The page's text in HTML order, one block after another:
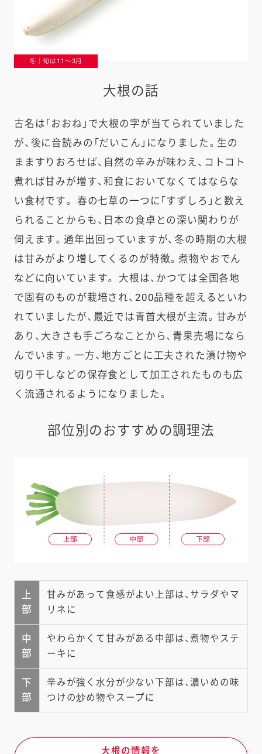
冬｜旬は11〜3月
大根の話
古名は「おおね」で大根の字が当てられていました
が、後に音読みの「だいこん」になりました。生の
まますりおろせば、自然の辛みが味わえ、コトコト
煮れば甘みが増す、和食においてなくてはならな
い食材です。 春の七草の一つに「すずしろ」と数え
られることからも、日本の食卓との深い関わりが
伺えます。通年出回っていますが、冬の時期の大根
は甘みがより増してくるのが特徴。煮物やおでん
などに向いています。 大根は、かつては全国各地
で固有のものが栽培され、200品種を超えるといわ
れていましたが、最近では青首大根が主流。甘みが
あり、大きさも手ごろなことから、青果売場になら
んでいます。一方、地方ごとに工夫された漬け物や
切り干しなどの保存食として加工されたものも広
く流通されるようになりました。
部位別のおすすめの調理法
上
部
甘みがあって食感がよい上部は、サラダやマ
リネに
中
部
やわらかくて甘みがある中部は、煮物やステ
ーキに
下
部
辛みが強く水分が少ない下部は、濃いめの味
つけの炒め物やスープに
大根の情報を